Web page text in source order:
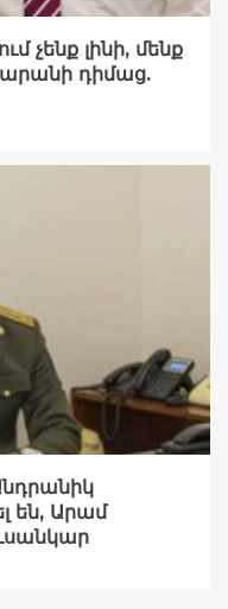
չենք լինի, մենք
դիմաց.
են, Արամ